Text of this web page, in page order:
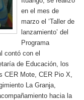
en el mes de
marzo el ‘Taller de
lanzamiento’ del
Programa
contó con el
de Educación, los
CER Mote, CER Pio X,
La Granja,
hacia la